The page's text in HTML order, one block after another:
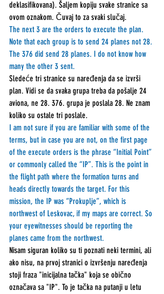
deklasifikovana). Šaljem kopiju svake stranice sa
ovom oznakom. Čuvaj to za svaki slučaj.
The next 3 are the orders to execute the plan.
Note that each group is to send 24 planes not 28.
The 376 did send 28 planes. I do not know how
many the other 3 sent.
Sledeće tri stranice su naređenja da se izvrši
plan. Vidi se da svaka grupa treba da pošalje 24
aviona, ne 28. 376. grupa je poslala 28. Ne znam
koliko su ostale tri poslale.
I am not sure if you are familiar with some of the
terms, but in case you are not, on the first page
of the execute orders is the phrase “Initial Point”
or commonly called the “IP”. This is the point in
the flight path where the formation turns and
heads directly towards the target. For this
mission, the IP was “Prokuplje”, which is
northwest of Leskovac, if my maps are correct. So
your eyewitnesses should be reporting the
planes came from the northwest.
Nisam siguran koliko su ti poznati neki termini, ali
ako nisu, na prvoj stranici o izvršenju naređenja
stoji fraza "inicijalna tačka" koja se obično
označava sa "IP". To je tačka na putanji u letu